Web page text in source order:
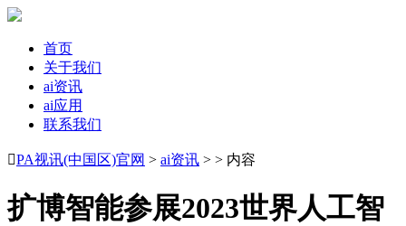
首页
关于我们
ai资讯
ai应用
联系我们
PA视讯(中国区)官网 > ai资讯 > > 内容
扩博智能参展2023世界人工智